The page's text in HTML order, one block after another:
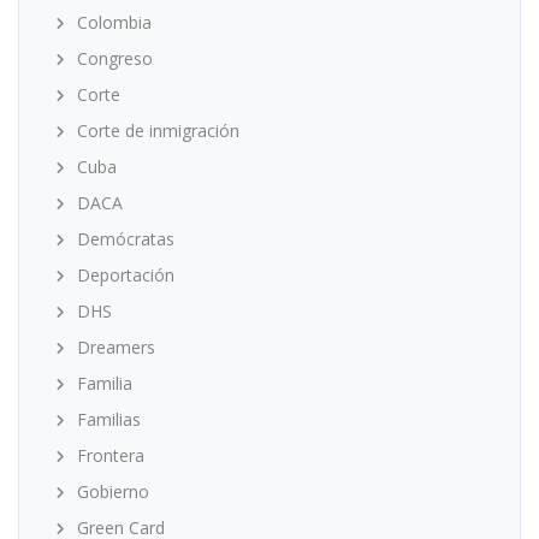
Colombia
Congreso
Corte
Corte de inmigración
Cuba
DACA
Demócratas
Deportación
DHS
Dreamers
Familia
Familias
Frontera
Gobierno
Green Card